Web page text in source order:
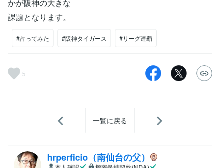
かが阪神の大きな
課題となります。
#占ってみた #阪神タイガース #リーグ連覇
5
一覧に戻る
hrperficio（南仙台の父）